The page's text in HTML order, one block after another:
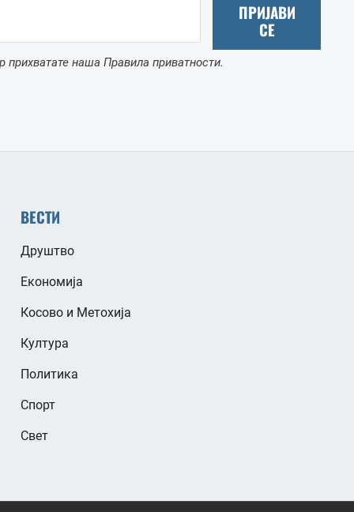
ПРИЈАВИ
СЕ
прихватате наша Правила приватности.
ВЕСТИ
Друштво
Економија
Косово и Метохија
Култура
Политика
Спорт
Свет